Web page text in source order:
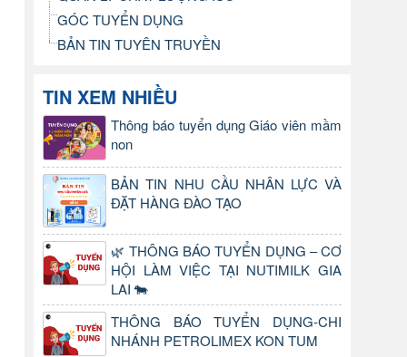
GÓC TUYỂN DỤNG
BẢN TIN TUYÊN TRUYỀN
TIN XEM NHIỀU
Thông báo tuyển dụng Giáo viên mầm
non
BẢN TIN NHU CẦU NHÂN LỰC VÀ
ĐẶT HÀNG ĐÀO TẠO
🌿 THÔNG BÁO TUYỂN DỤNG – CƠ
HỘI LÀM VIỆC TẠI NUTIMILK GIA
LAI 🐄
THÔNG BÁO TUYỂN DỤNG-CHI
NHÁNH PETROLIMEX KON TUM